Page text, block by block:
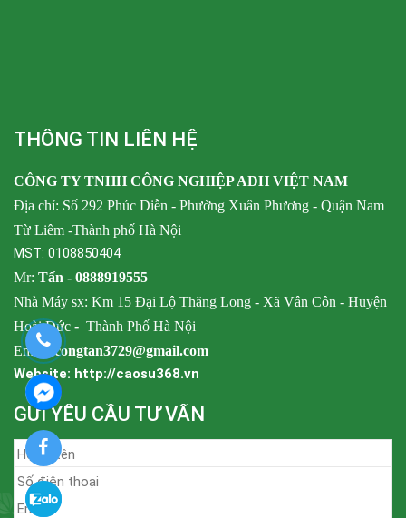
THÔNG TIN LIÊN HỆ
CÔNG TY TNHH CÔNG NGHIỆP ADH VIỆT NAM
Địa chỉ: Số 292 Phúc Diễn - Phường Xuân Phương - Quận Nam
Từ Liêm -Thành phố Hà Nội
MST: 0108850404
Mr: Tấn - 0888919555
Nhà Máy sx: Km 15 Đại Lộ Thăng Long - Xã Vân Côn - Huyện
Hoài Đức - Thành Phố Hà Nội
Email: congtan3729@gmail.com
Website: http://caosu368.vn
GỬI YÊU CẦU TƯ VẤN